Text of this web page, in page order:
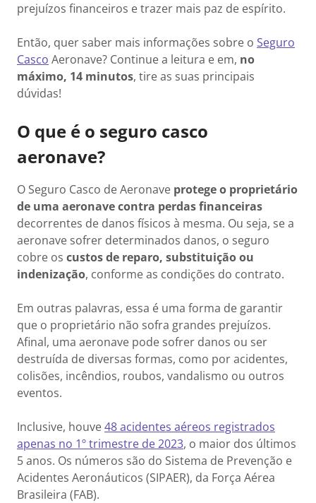
prejuízos financeiros e trazer mais paz de espírito.
Então, quer saber mais informações sobre o Seguro
Casco Aeronave? Continue a leitura e em, no
máximo, 14 minutos, tire as suas principais
dúvidas!
O que é o seguro casco
aeronave?
O Seguro Casco de Aeronave protege o proprietário
de uma aeronave contra perdas financeiras
decorrentes de danos físicos à mesma. Ou seja, se a
aeronave sofrer determinados danos, o seguro
cobre os custos de reparo, substituição ou
indenização, conforme as condições do contrato.
Em outras palavras, essa é uma forma de garantir
que o proprietário não sofra grandes prejuízos.
Afinal, uma aeronave pode sofrer danos ou ser
destruída de diversas formas, como por acidentes,
colisões, incêndios, roubos, vandalismo ou outros
eventos.
Inclusive, houve48 acidentes aéreos registrados
apenas no 1º trimestre de 2023, o maior dos últimos
5 anos. Os números são do Sistema de Prevenção e
Acidentes Aeronáuticos (SIPAER), da Força Aérea
Brasileira (FAB).